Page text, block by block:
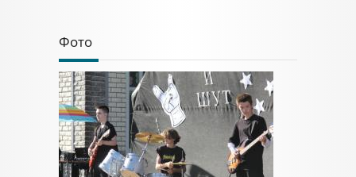
Фото